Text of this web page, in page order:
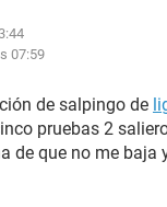
07:59
de salpingo de
pruebas 2
de que no me baja